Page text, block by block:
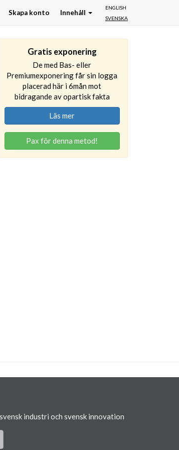
ENGLISH
SVENSKA
Skapa konto Innehåll
Gratis exponering
De med Bas- eller
Premiumexponering får sin logga
placerad här i 6mån mot
bidragande av opartisk fakta
Läs mer
Pax för denna metod!
industri och svensk innovation